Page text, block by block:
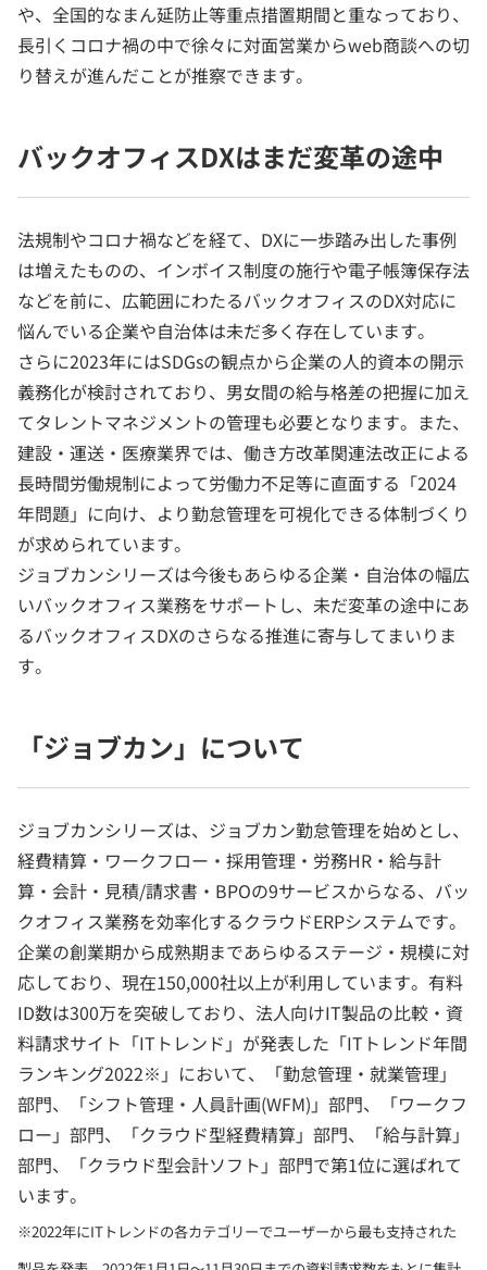
や、全国的なまん延防止等重点措置期間と重なっており、
長引くコロナ禍の中で徐々に対面営業からweb商談への切
り替えが進んだことが推察できます。
バックオフィスDXはまだ変革の途中
法規制やコロナ禍などを経て、DXに一歩踏み出した事例
は増えたものの、インボイス制度の施行や電子帳簿保存法
などを前に、広範囲にわたるバックオフィスのDX対応に
悩んでいる企業や自治体は未だ多く存在しています。
さらに2023年にはSDGsの観点から企業の人的資本の開示
義務化が検討されており、男女間の給与格差の把握に加え
てタレントマネジメントの管理も必要となります。また、
建設・運送・医療業界では、働き方改革関連法改正による
長時間労働規制によって労働力不足等に直面する「2024
年問題」に向け、より勤怠管理を可視化できる体制づくり
が求められています。
ジョブカンシリーズは今後もあらゆる企業・自治体の幅広
いバックオフィス業務をサポートし、未だ変革の途中にあ
るバックオフィスDXのさらなる推進に寄与してまいりま
す。
「ジョブカン」について
ジョブカンシリーズは、ジョブカン勤怠管理を始めとし、
経費精算・ワークフロー・採用管理・労務HR・給与計
算・会計・見積/請求書・BPOの9サービスからなる、バッ
クオフィス業務を効率化するクラウドERPシステムです。
企業の創業期から成熟期まであらゆるステージ・規模に対
応しており、現在150,000社以上が利用しています。有料
ID数は300万を突破しており、法人向けIT製品の比較・資
料請求サイト「ITトレンド」が発表した「ITトレンド年間
ランキング2022※」において、「勤怠管理・就業管理」
部門、「シフト管理・人員計画(WFM)」部門、「ワークフ
ロー」部門、「クラウド型経費精算」部門、「給与計算」
部門、「クラウド型会計ソフト」部門で第1位に選ばれて
います。
※2022年にITトレンドの各カテゴリーでユーザーから最も支持された